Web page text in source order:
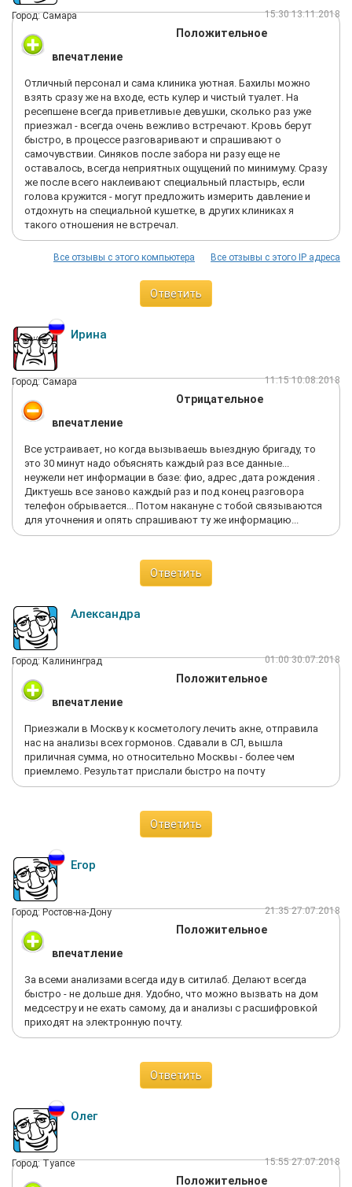
Город: Самара 15:30 13.11.2018
Положительное
впечатление
Отличный персонал и сама клиника уютная. Бахилы можно
взять сразу же на входе, есть кулер и чистый туалет. На
ресепшене всегда приветливые девушки, сколько раз уже
приезжал - всегда очень вежливо встречают. Кровь берут
быстро, в процессе разговаривают и спрашивают о
самочувствии. Синяков после забора ни разу еще не
оставалось, всегда неприятных ощущений по минимуму. Сразу
же после всего наклеивают специальный пластырь, если
голова кружится - могут предложить измерить давление и
отдохнуть на специальной кушетке, в других клиниках я
такого отношения не встречал.
Все отзывы с этого IP адреса
Все отзывы с этого компьютера
Ответить
Ирина
Город: Самара 11:15 10.08.2018
Отрицательное
впечатление
Все устраивает, но когда вызываешь выездную бригаду, то
это 30 минут надо объяснять каждый раз все данные...
неужели нет информации в базе: фио, адрес ,дата рождения .
Диктуешь все заново каждый раз и под конец разговора
телефон обрывается... Потом накануне с тобой связываются
для уточнения и опять спрашивают ту же информацию...
Ответить
Александра
Город: Калининград 01:00 30.07.2018
Положительное
впечатление
Приезжали в Москву к косметологу лечить акне, отправила
нас на анализы всех гормонов. Сдавали в СЛ, вышла
приличная сумма, но относительно Москвы - более чем
приемлемо. Результат прислали быстро на почту
Ответить
Егор
Город: Ростов-на-Дону 21:35 27.07.2018
Положительное
впечатление
За всеми анализами всегда иду в ситилаб. Делают всегда
быстро - не дольше дня. Удобно, что можно вызвать на дом
медсестру и не ехать самому, да и анализы с расшифровкой
приходят на электронную почту.
Ответить
Олег
Город: Туапсе 15:55 27.07.2018
Положительное